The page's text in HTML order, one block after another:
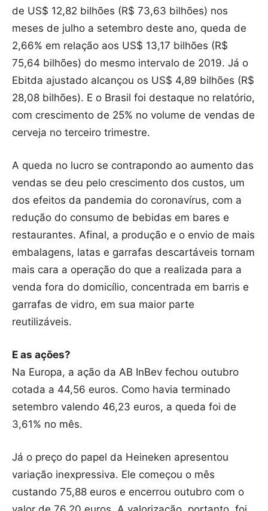
de US$ 12,82 bilhões (R$ 73,63 bilhões) nos
meses de julho a setembro deste ano, queda de
2,66% em relação aos US$ 13,17 bilhões (R$
75,64 bilhões) do mesmo intervalo de 2019. Já o
Ebitda ajustado alcançou os US$ 4,89 bilhões (R$
28,08 bilhões). E o Brasil foi destaque no relatório,
com crescimento de 25% no volume de vendas de
cerveja no terceiro trimestre.
A queda no lucro se contrapondo ao aumento das
vendas se deu pelo crescimento dos custos, um
dos efeitos da pandemia do coronavírus, com a
redução do consumo de bebidas em bares e
restaurantes. Afinal, a produção e o envio de mais
embalagens, latas e garrafas descartáveis tornam
mais cara a operação do que a realizada para a
venda fora do domicílio, concentrada em barris e
garrafas de vidro, em sua maior parte
reutilizáveis.
E as ações?
Na Europa, a ação da AB InBev fechou outubro
cotada a 44,56 euros. Como havia terminado
setembro valendo 46,23 euros, a queda foi de
3,61% no mês.
Já o preço do papel da Heineken apresentou
variação inexpressiva. Ele começou o mês
custando 75,88 euros e encerrou outubro com o